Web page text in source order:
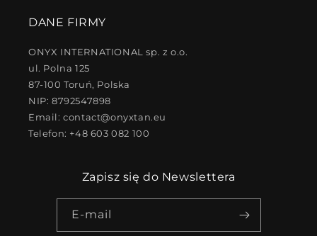
DANE FIRMY
ONYX INTERNATIONAL sp. z o.o.
ul. Polna 125
87-100 Toruń, Polska
NIP: 8792547898
Email: contact@onyxtan.eu
Telefon: +48 603 082 100
Zapisz się do Newslettera
E-mail